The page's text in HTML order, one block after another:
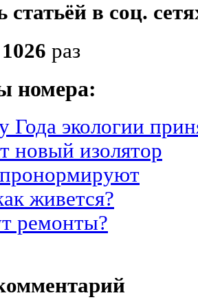
статьёй в соц.
1026 раз
номера:
Года экологии
новый изолятор
живется?
ремонты?